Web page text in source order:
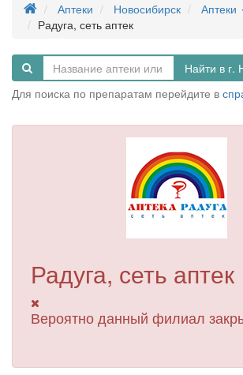
Аптеки Новосибирск
Аптеки
Радуга, сеть аптек
Найти в г.
Для поиска по препаратам перейдите в
Радуга, сеть аптек
Вероятно данный филиал